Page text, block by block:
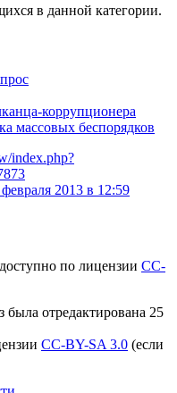
в данной категории.
коррупционера
массовых беспорядков
index.php?
2013 в 12:59
по лицензии CC-
была отредактирована 25
CC-BY-SA 3.0 (если